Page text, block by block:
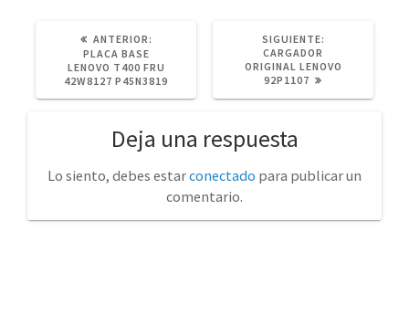
ANTERIOR:
PLACA BASE
LENOVO T400 FRU
42W8127 P45N3819
SIGUIENTE:
CARGADOR
ORIGINAL LENOVO
92P1107
Deja una respuesta
Lo siento, debes estarconectado para publicar un
comentario.